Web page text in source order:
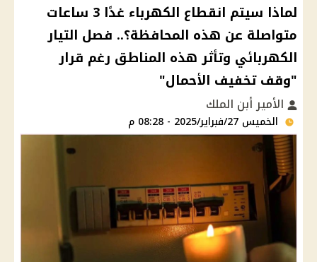
لماذا سيتم انقطاع الكهرباء غدًا 3 ساعات
متواصلة عن هذه المحافظة؟.. فصل التيار
الكهربائي وتأثر هذه المناطق رغم قرار
"وقف تخفيف الأحمال"
الأمير أبن الملك
الخميس 27/فبراير/2025 - 08:28 م